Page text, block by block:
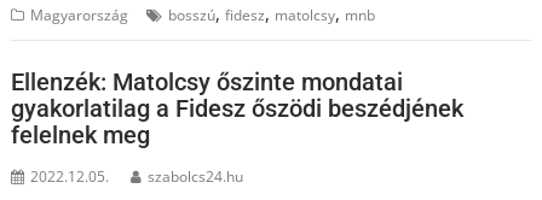
Magyarország bosszú,fidesz, matolcsy, mnb
Ellenzék: Matolcsy őszinte mondatai
gyakorlatilag a Fidesz őszödi beszédjének
felelnek meg
2022.12.05. szabolcs24.hu